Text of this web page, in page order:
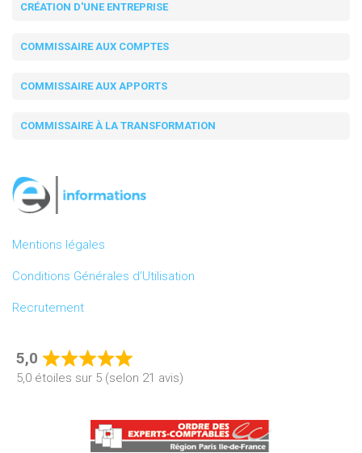
CRÉATION D'UNE ENTREPRISE
COMMISSAIRE AUX COMPTES
COMMISSAIRE AUX APPORTS
COMMISSAIRE À LA TRANSFORMATION
Mentions légales
Conditions Générales d’Utilisation
Recrutement
5,0
Rated
5,0
of
5
5,0 étoiles sur 5 (selon 21 avis)